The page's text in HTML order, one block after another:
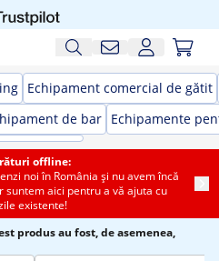
Echipament comercial de gătit
de bar Echipamente
offline:
noi în România și nu avem încă
suntem aici pentru a vă ajuta cu
existente!
produs au fost, de asemenea,